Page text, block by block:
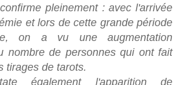
pleinement : avec l'arrivée
et lors de cette grande période
on a vu une augmentation
nombre de personnes qui ont fait
tirages de tarots.
également l'apparition de